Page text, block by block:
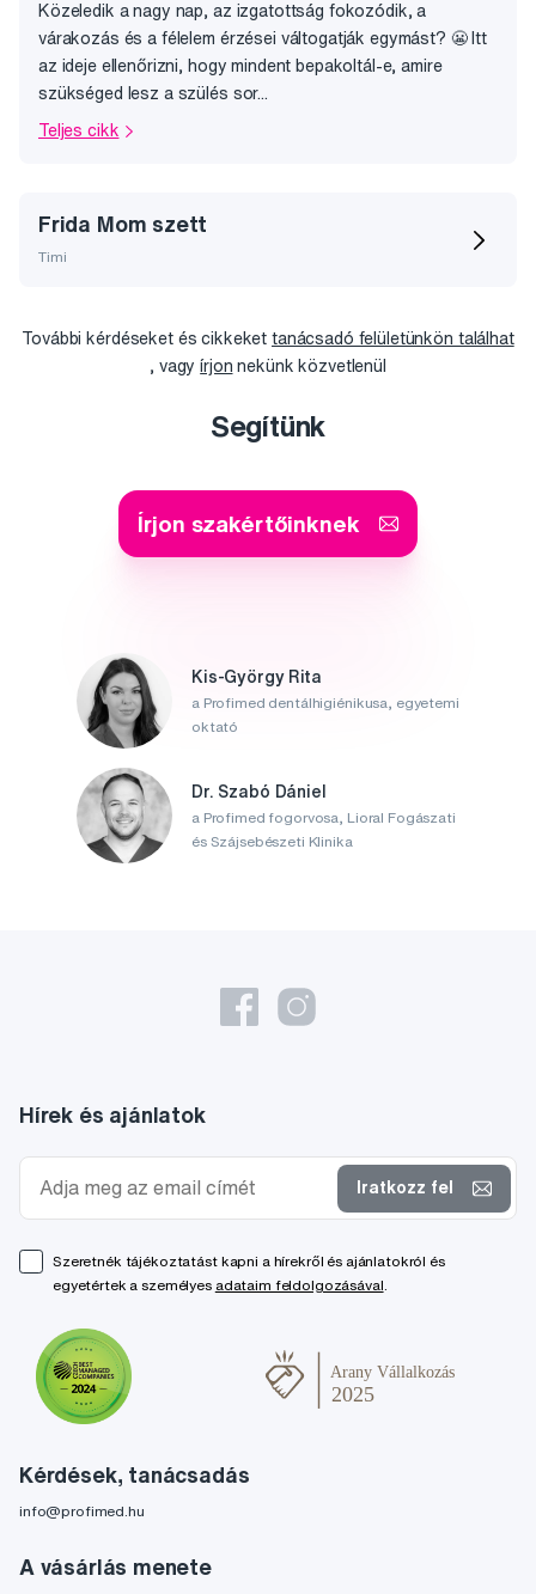
Közeledik a nagy nap, az izgatottság fokozódik, a
várakozás és a félelem érzései váltogatják egymást? 😬 Itt
az ideje ellenőrizni, hogy mindent bepakoltál-e, amire
szükséged lesz a szülés sor...
Teljes cikk
Frida Mom szett
Timi
További kérdéseket és cikkeket tanácsadó felületünkön találhat
, vagyírjon nekünk közvetlenül
Segítünk
Írjon szakértőinknek
Kis-György Rita
a Profimed dentálhigiénikusa, egyetemi
oktató
Dr. Szabó Dániel
a Profimed fogorvosa, Lioral Fogászati
és Szájsebészeti Klinika
Kérdések, tanácsadás
info@profimed.hu
A vásárlás menete
Hírek és ajánlatok
Iratkozz fel
Szeretnék tájékoztatást kapni a hírekről és ajánlatokról és
egyetértek a személyes adataim feldolgozásával